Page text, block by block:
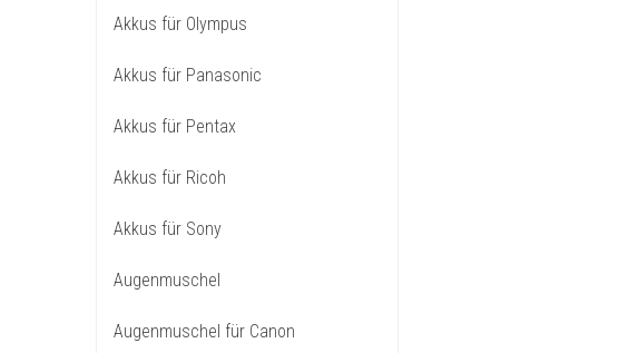
Akkus für Olympus
Akkus für Panasonic
Akkus für Pentax
Akkus für Ricoh
Akkus für Sony
Augenmuschel
Augenmuschel für Canon